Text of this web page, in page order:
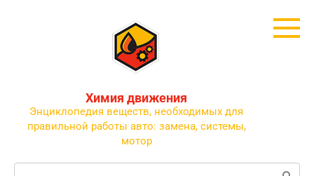
Химия движения
Энциклопедия веществ, необходимых для
правильной работы авто: замена, системы,
мотор
Поиск: